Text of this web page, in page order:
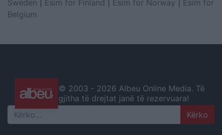
Sweden
Esim for Finland Esim for Norway
Esim for
Belgium
© 2003 - 2026 Albeu Online Media. Të
gjitha të drejtat janë të rezervuara!
Search